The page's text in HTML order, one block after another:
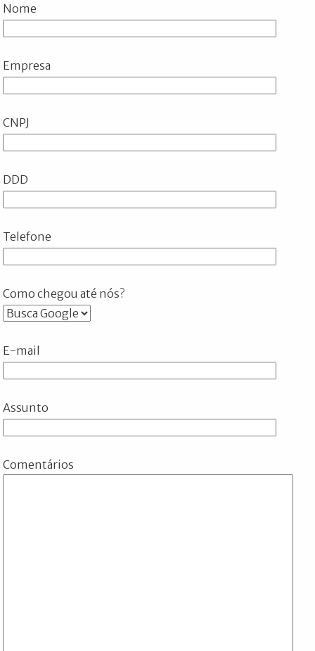
Nome
Empresa
CNPJ
DDD
Telefone
Como chegou até nós?
E-mail
Assunto
Comentários